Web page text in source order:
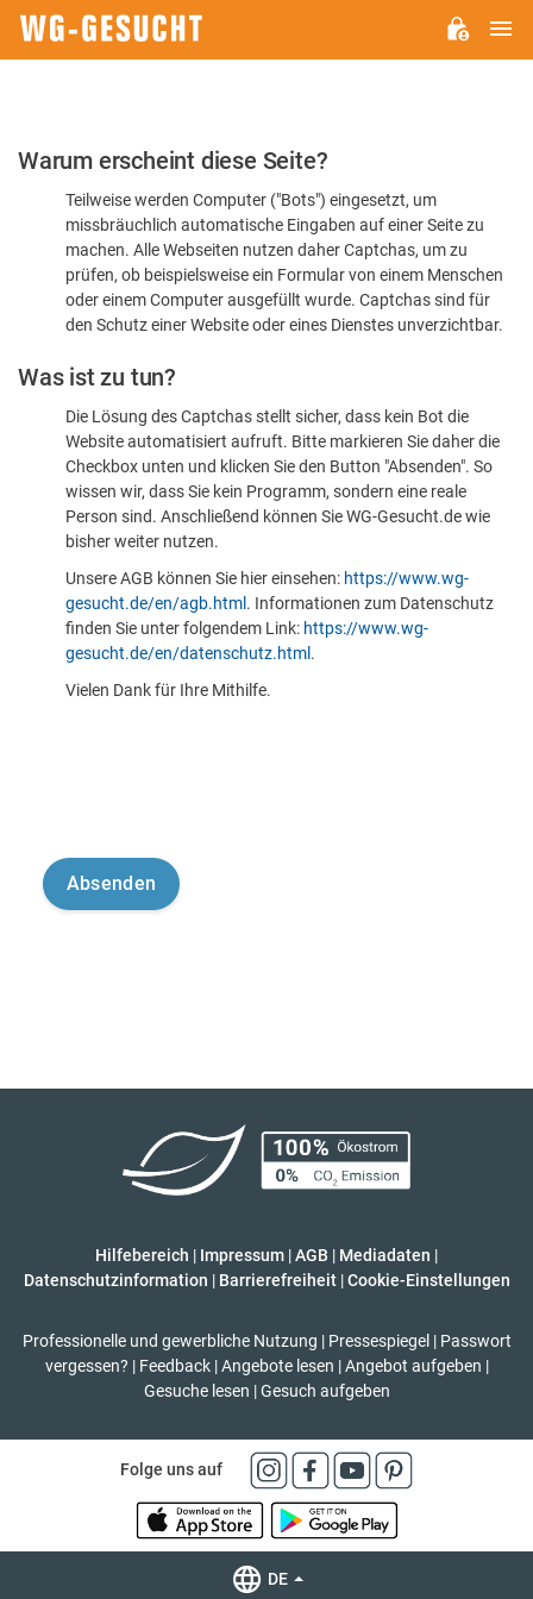
Bitte
dass
sind
Warum erscheint diese Seite?
Teilweise werden Computer ("Bots") eingesetzt, um
missbräuchlich automatische Eingaben auf einer Seite zu
machen. Alle Webseiten nutzen daher Captchas, um zu
prüfen, ob beispielsweise ein Formular von einem Menschen
oder einem Computer ausgefüllt wurde. Captchas sind für
den Schutz einer Website oder eines Dienstes unverzichtbar.
Was ist zu tun?
Die Lösung des Captchas stellt sicher, dass kein Bot die
Website automatisiert aufruft. Bitte markieren Sie daher die
Checkbox unten und klicken Sie den Button "Absenden". So
wissen wir, dass Sie kein Programm, sondern eine reale
Person sind. Anschließend können Sie WG-Gesucht.de wie
bisher weiter nutzen.
Unsere AGB können Sie hier einsehen: https://www.wg-
gesucht.de/en/agb.html . Informationen zum Datenschutz
finden Sie unter folgendem Link: https://www.wg-
gesucht.de/en/datenschutz.html .
Vielen Dank für Ihre Mithilfe.
Hilfebereich | Impressum |AGB | Mediadaten |
Datenschutzinformation | Barrierefreiheit | Cookie-Einstellungen
Professionelle und gewerbliche Nutzung | Pressespiegel | Passwort
vergessen? | Feedback | Angebote lesen | Angebot aufgeben |
Gesuche lesen | Gesuch aufgeben
Folge uns auf
DE